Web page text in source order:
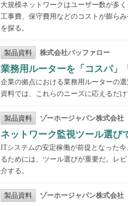
大規模ネットワークはユーザー数が多
工事費、保守費用などのコストが膨ら
を探る。
製品資料 株式会社バッファロー
業務用ルーターを「コスパ」
企業の拠点における業務用ルーターの
資料では、これらのニーズに応えるだ
製品資料 ゾーホージャパン株式会社
ネットワーク監視ツール選び
ITシステムの安定稼働が前提となった
るためには、ツール選びが重要だ。レ
介する。
製品資料 ゾーホージャパン株式会社